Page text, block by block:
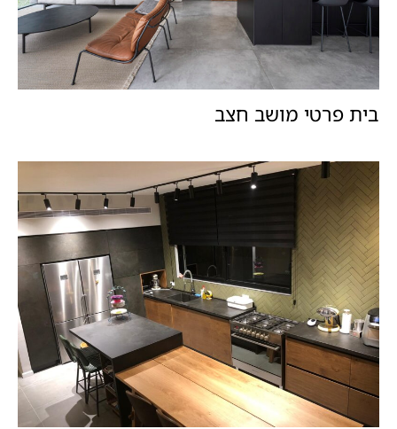
בית פרטי מושב חצב